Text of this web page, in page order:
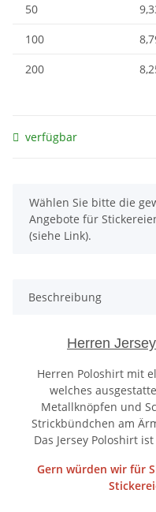
50
100
200
verfügbar
x
Wählen Sie bitte die
Angebote für
(siehe Link).
Beschreibung
Herren
Herren Poloshirt mit
welches
Metallknöpfen und
Strickbündchen am
Das Jersey Poloshirt
Gern würden wir für